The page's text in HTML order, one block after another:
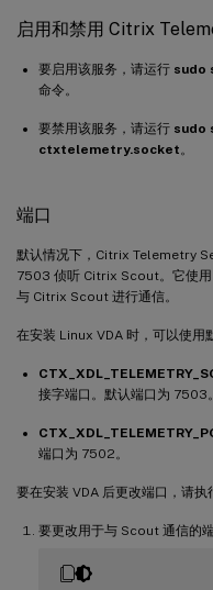
启用和禁用 Citrix
要启用该服务，请运行 sudo
命令。
要禁用该服务，请运行 sudo
ctxtelemetry.socket 。
端口
默认情况下，Citrix Telemetry
7503 侦听 Citrix Scout。它使
与 Citrix Scout 进行通信。
在安装 Linux VDA 时，可以使用
接字端口。默认端口为 7503。
端口为 7502。
要在安装 VDA 后更改端口，请执
要更改用于与 Scout 通信的